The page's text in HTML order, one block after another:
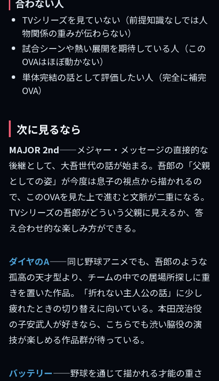
合わない人
TVシリーズを見ていない（前提知識なしでは人
物関係の重みが伝わらない）
試合シーンや熱い展開を期待している人（この
OVAはほぼ動かない）
単体完結の話として評価したい人（完全に補完
OVA）
次に見るなら
MAJOR 2nd——メジャー・メッセージの直接的な
後継として、大吾世代の話が始まる。吾郎の「父親
としての姿」が今度は息子の視点から描かれるの
で、このOVAを見た上で進むと文脈が二重になる。
TVシリーズの吾郎がどういう父親に見えるか、答
え合わせ的な楽しみ方ができる。
ダイヤのA——同じ野球アニメでも、吾郎のような
孤高の天才型より、チームの中での居場所探しに重
きを置いた作品。「折れない主人公の話」に少し
疲れたときの切り替えに向いている。本田茂治役
の子安武人が好きなら、こちらでも渋い脇役の演
技が楽しめる作品群が待っている。
バッテリー——野球を通じて描かれる才能の重さ